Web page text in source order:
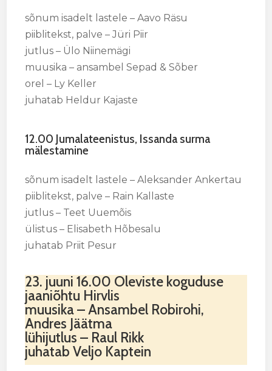
sõnum isadelt lastele – Aavo Räsu
piiblitekst, palve – Jüri Piir
jutlus – Ülo Niinemägi
muusika – ansambel Sepad & Sõber
orel – Ly Keller
juhatab Heldur Kajaste
12.00 Jumalateenistus, Issanda surma
mälestamine
sõnum isadelt lastele – Aleksander Ankertau
piiblitekst, palve – Rain Kallaste
jutlus – Teet Uuemõis
ülistus – Elisabeth Hõbesalu
juhatab Priit Pesur
23. juuni 16.00 Oleviste koguduse
jaaniõhtu Hirvlis
muusika – Ansambel Robirohi,
Andres Jäätma
lühijutlus – Raul Rikk
juhatab Veljo Kaptein